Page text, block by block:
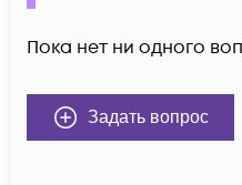
Пока нет ни одного
Задать вопрос